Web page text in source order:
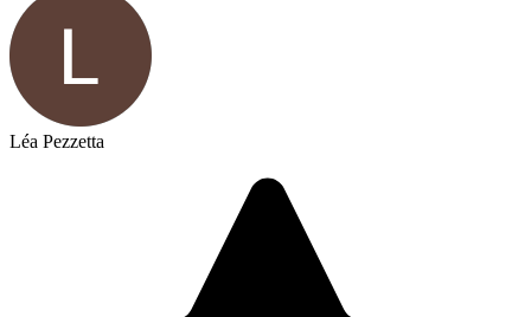
Léa Pezzetta